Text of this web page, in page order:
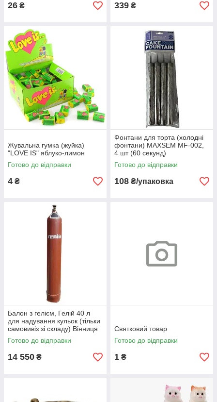
26 ₴ 339 ₴
Жувальна гумка (жуйка)
"LOVE IS" яблуко-лимон
Готово до відправки
4 ₴
Фонтани для торта (холодні
фонтани) MAXSEM MF-002,
4 шт (60 секунд)
Готово до відправки
108 ₴/упаковка
Балон з гелієм, Гелій 40 л
для надування кульок (тільки
самовивіз зі складу) Вінниця
Готово до відправки
14 550 ₴
Святковий товар
Готово до відправки
1 ₴